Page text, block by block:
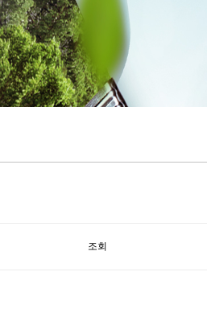
조회